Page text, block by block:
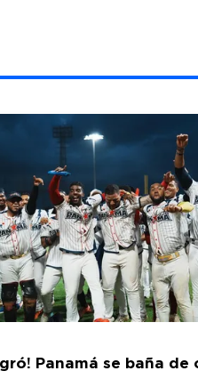
Panamá se baña de